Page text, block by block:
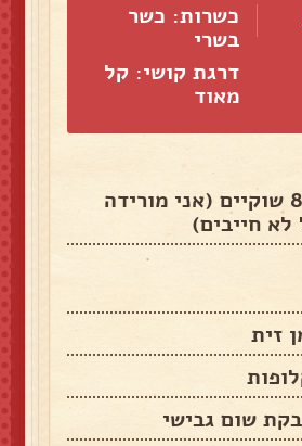
כשרות: כשר
בשרי
דרגת קושי: קל
מאוד
4 כרעיים או 8 שוקיים (אני מורידה
חייבים)
זית